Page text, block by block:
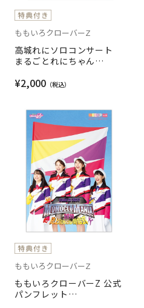
ももいろクローバーZ
高城れにソロコンサート
まるごとれにちゃん
ングツアー2020 RENI
PAMPHLET
¥2,000
ももいろクローバーZ
ももいろクローバーZ 公式
パンフレット